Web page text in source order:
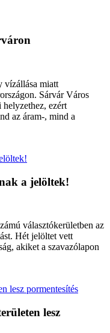
vízállása miatt
Sárvár Város
ezért
az áram-, mind a
a jelöltek!
választókerületben az
Hét jelöltet vett
akiket a szavazólapon
lesz